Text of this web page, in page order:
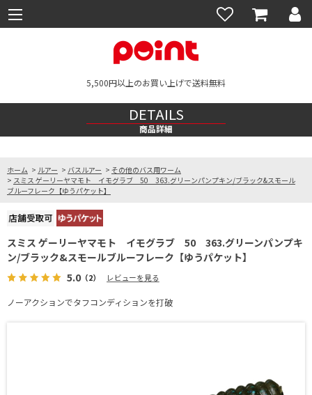
5,500円以上のお買い上げで送料無料
DETAILS
商品詳細
ホーム > ルアー > バスルアー > その他のバス用ワーム
> スミス ゲーリーヤマモト イモグラブ 50 363.グリーンパンプキン/ブラック&スモール
ブルーフレーク【ゆうパケット】
スミス ゲーリーヤマモト イモグラブ 50 363.グリーンパンプキ
ン/ブラック&スモールブルーフレーク【ゆうパケット】
5.0（2） レビューを見る
ノーアクションでタフコンディションを打破